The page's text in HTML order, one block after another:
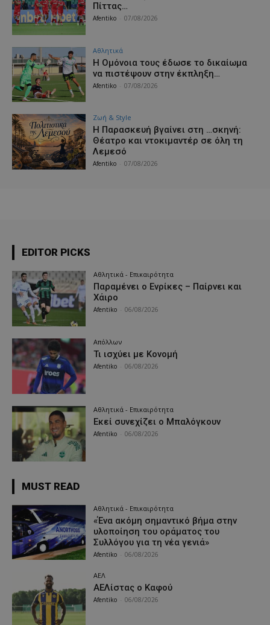
Πίττας…
Afentiko 07/08/2026
Αθλητικά
Η Ομόνοια τους έδωσε το δικαίωμα
να πιστέψουν στην έκπληξη…
Afentiko 07/08/2026
Ζωή & Style
Η Παρασκευή βγαίνει στη …σκηνή:
Θέατρο και ντοκιμαντέρ σε όλη τη
Λεμεσό
Afentiko 07/08/2026
EDITOR PICKS
Αθλητικά - Επικαιρότητα
Παραμένει ο Ενρίκες – Παίρνει και
Χάιρο
Afentiko 06/08/2026
Απόλλων
Τι ισχύει με Κονομή
Afentiko 06/08/2026
Αθλητικά - Επικαιρότητα
Εκεί συνεχίζει ο Μπαλόγκουν
Afentiko 06/08/2026
MUST READ
Αθλητικά - Επικαιρότητα
«Ένα ακόμη σημαντικό βήμα στην
υλοποίηση του οράματος του
Συλλόγου για τη νέα γενιά»
Afentiko 06/08/2026
ΑΕΛ
ΑΕΛίστας ο Καφού
Afentiko 06/08/2026